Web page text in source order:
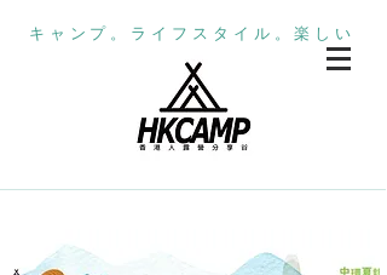
キャンプ。ライフスタイル。楽しい